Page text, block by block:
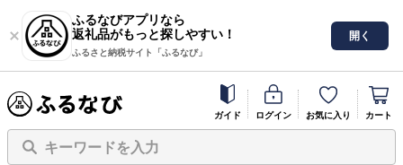
ふるなびアプリなら
返礼品がもっと探しやすい！
ふるさと納税サイト「ふるなび」
開く
ガイド ログイン お気に入り カート
キーワードを入力